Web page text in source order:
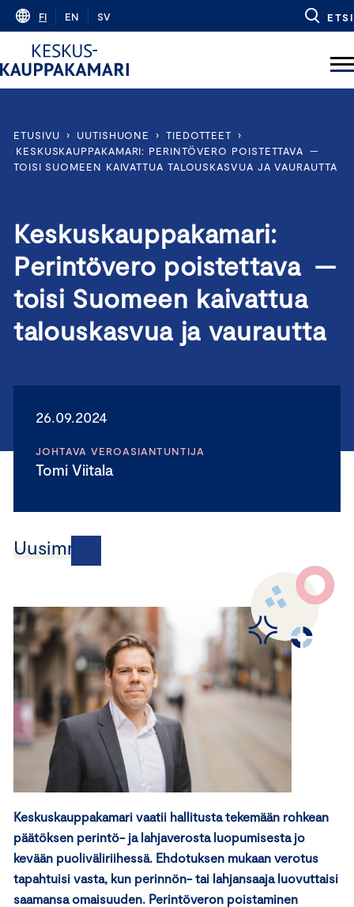
Skip
content
FI EN SV ETSI
ETUSIVU › UUTISHUONE › TIEDOTTEET
›
KESKUSKAUPPAKAMARI: PERINTÖVERO POISTETTAVA —
TOISI SUOMEEN KAIVATTUA TALOUSKASVUA JA VAURAUTTA
Keskuskauppakamari:
Perintövero poistettava —
toisi Suomeen kaivattua
talouskasvua ja vaurautta
26.09.2024
JOHTAVA VEROASIANTUNTIJA
Tomi Viitala
Uusimmat
Keskuskauppakamari vaatii hallitusta tekemään rohkean
päätöksen perintö- ja lahjaverosta luopumisesta jo
kevään puoliväliriihessä. Ehdotuksen mukaan verotus
tapahtuisi vasta, kun perinnön- tai lahjansaaja luovuttaisi
saamansa omaisuuden. Perintöveron poistaminen